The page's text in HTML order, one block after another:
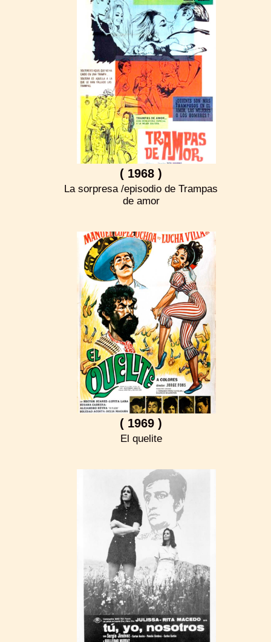
( 1968 )
La sorpresa /episodio de Trampas
de amor
( 1969 )
El quelite